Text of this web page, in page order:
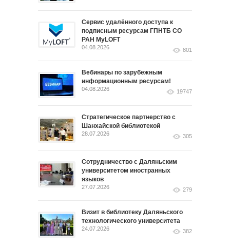
Сервис удалённого доступа к
подписным ресурсам ГПНТБ СО
РАН MyLOFT
04.08.2026 801
Вебинары по зарубежным
информационным ресурсам!
04.08.2026 19747
Стратегическое партнерство с
Шанхайской библиотекой
28.07.2026 305
Сотрудничество с Даляньским
университетом иностранных
языков
27.07.2026 279
Визит в библиотеку Даляньского
технологического университета
24.07.2026 382